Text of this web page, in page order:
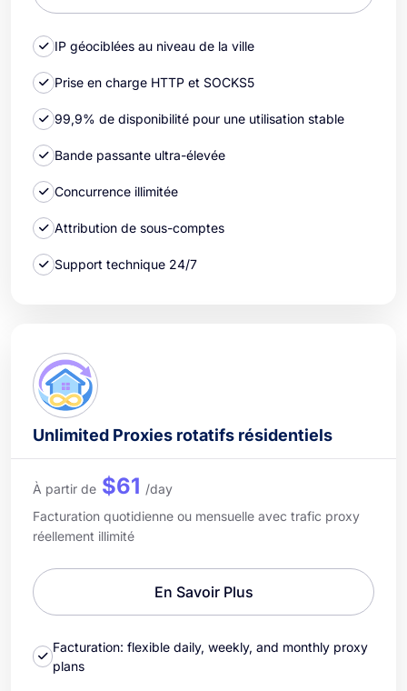
IP géociblées au niveau de la ville
Prise en charge HTTP et SOCKS5
99,9% de disponibilité pour une utilisation stable
Bande passante ultra-élevée
Concurrence illimitée
Attribution de sous-comptes
Support technique 24/7
Unlimited Proxies rotatifs résidentiels
À partir de $61 /day
Facturation quotidienne ou mensuelle avec trafic proxy
réellement illimité
En Savoir Plus
Facturation: flexible daily, weekly, and monthly proxy
plans